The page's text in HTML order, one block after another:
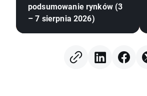
podsumowanie rynków (3
– 7 sierpnia 2026)